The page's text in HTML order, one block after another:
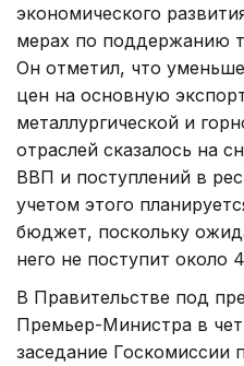
экономического
мерах по поддержанию
Он отметил, что
цен на основную
металлургической и
отраслей сказалось на
ВВП и поступлений в
учетом этого
бюджет, поскольку
него не поступит около
В Правительстве под
Премьер-Министра в
заседание Госкомиссии